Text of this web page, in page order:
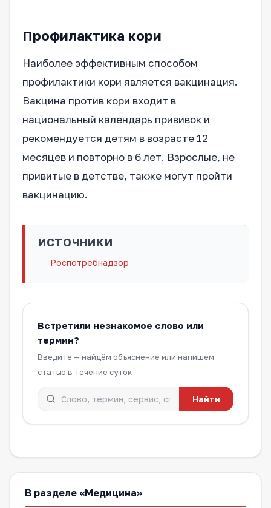
Профилактика кори
Наиболее эффективным способом
профилактики кори является вакцинация.
Вакцина против кори входит в
национальный календарь прививок и
рекомендуется детям в возрасте 12
месяцев и повторно в 6 лет. Взрослые, не
привитые в детстве, также могут пройти
вакцинацию.
ИСТОЧНИКИ
Роспотребнадзор
Встретили незнакомое слово или
термин?
Введите — найдём объяснение или напишем
статью в течение суток
Найти
В разделе «Медицина»